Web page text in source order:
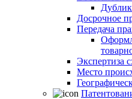
Досрочное
Передача
Экспертиза
Место